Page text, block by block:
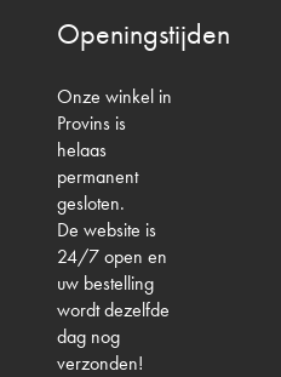
Openingstijden
Onze winkel in
Provins is
helaas
permanent
gesloten.
De website is
24/7 open en
uw bestelling
wordt dezelfde
dag nog
verzonden!